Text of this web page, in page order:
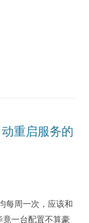
重启服务的
每周一次，应该和
一台配置不算豪